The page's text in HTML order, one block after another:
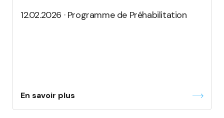
12.02.2026 · Programme de Préhabilitation
En savoir plus